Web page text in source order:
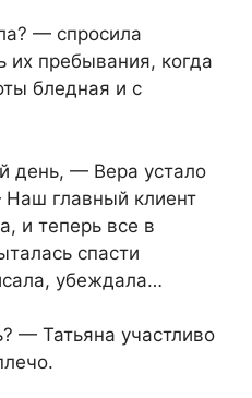
— спросила
их пребывания, когда
бледная и с
день, — Вера устало
Наш главный клиент
и теперь все в
спасти
убеждала…
— Татьяна участливо